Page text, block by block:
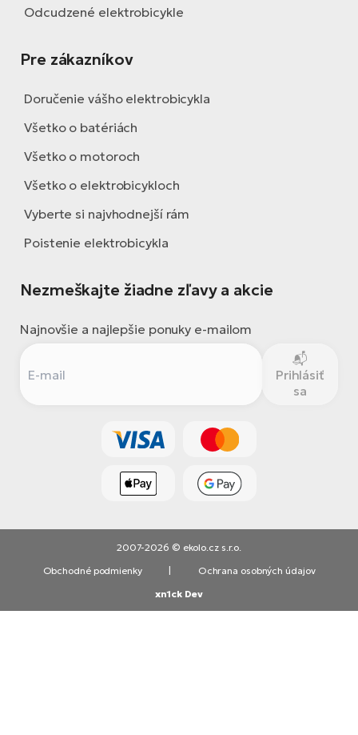
Odcudzené elektrobicykle
Pre zákazníkov
Doručenie vášho elektrobicykla
Všetko o batériách
Všetko o motoroch
Všetko o elektrobicykloch
Vyberte si najvhodnejší rám
Poistenie elektrobicykla
Nezmeškajte žiadne zľavy a akcie
Najnovšie a najlepšie ponuky e-mailom
Prihlásiť
sa
2007-2026 © ekolo.cz s.r.o.
Obchodné podmienky
Ochrana osobných údajov
xn1ck Dev